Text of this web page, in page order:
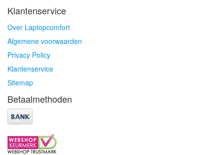
Klantenservice
Over Laptopcomfort
Algemene voorwaarden
Privacy Policy
Klantenservice
Sitemap
Betaalmethoden